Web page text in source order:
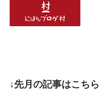
↓先月の記事はこちら